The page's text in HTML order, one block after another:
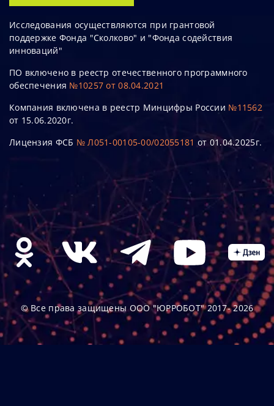
Исследования осуществляются при грантовой
поддержке Фонда "Сколково" и "Фонда содействия
инноваций"
ПО включено в реестр отечественного программного
обеспечения №10257 от 08.04.2021
Компания включена в реестр Минцифры России №11562
от 15.06.2020г.
Лицензия ФСБ № Л051-00105-00/02055181 от 01.04.2025г.
© Все права защищены ООО "ЮРРОБОТ" 2017- 2026